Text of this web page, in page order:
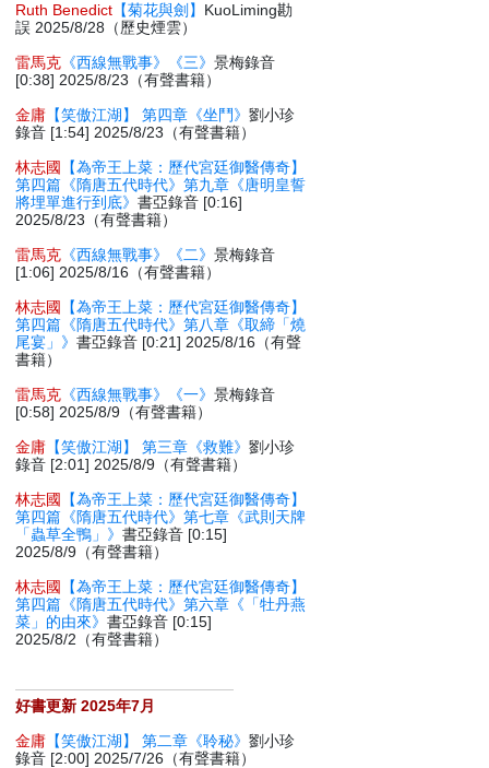
Ruth Benedict 【菊花與劍】 KuoLiming勘
誤 2025/8/28（歷史煙雲）
雷馬克 《西線無戰事》《三》景梅錄音
[0:38] 2025/8/23（有聲書籍）
金庸 【笑傲江湖】 第四章《坐鬥》劉小珍
錄音 [1:54] 2025/8/23（有聲書籍）
林志國
【為帝王上菜：歷代宮廷御醫傳奇】
第四篇《隋唐五代時代》第九章《唐明皇誓
將埋單進行到底》書亞錄音 [0:16]
2025/8/23（有聲書籍）
雷馬克 《西線無戰事》《二》景梅錄音
[1:06] 2025/8/16（有聲書籍）
林志國
【為帝王上菜：歷代宮廷御醫傳奇】
第四篇《隋唐五代時代》第八章《取締「燒
尾宴」》書亞錄音 [0:21] 2025/8/16（有聲
書籍）
雷馬克 《西線無戰事》《一》景梅錄音
[0:58] 2025/8/9（有聲書籍）
金庸 【笑傲江湖】 第三章《救難》劉小珍
錄音 [2:01] 2025/8/9（有聲書籍）
林志國
【為帝王上菜：歷代宮廷御醫傳奇】
第四篇《隋唐五代時代》第七章《武則天牌
「蟲草全鴨」》書亞錄音 [0:15]
2025/8/9（有聲書籍）
林志國
【為帝王上菜：歷代宮廷御醫傳奇】
第四篇《隋唐五代時代》第六章《「牡丹燕
菜」的由來》書亞錄音 [0:15]
2025/8/2（有聲書籍）
好書更新 2025年7月
金庸 【笑傲江湖】 第二章《聆秘》劉小珍
錄音 [2:00] 2025/7/26（有聲書籍）